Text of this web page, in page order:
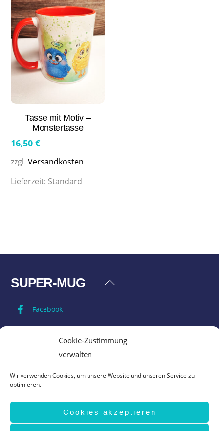
Cookie-Zustimmung
verwalten
Wir verwenden Cookies, um unsere Website und unseren Service zu
optimieren.
Cookies akzeptieren
Tasse mit Motiv –
Monstertasse
16,50€
zzgl.Versandkosten
Lieferzeit: Standard
Back
SUPER-MUG
Facebook
Vertrag widerrufen